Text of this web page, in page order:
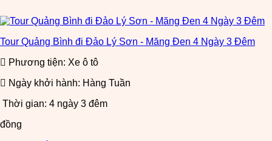
Tour Quảng Bình đi Đảo Lý Sơn - Măng Đen 4 Ngày 3 Đêm
Phương tiện: Xe ô tô
Ngày khởi hành: Hàng Tuần
Thời gian: 4 ngày 3 đêm
đồng